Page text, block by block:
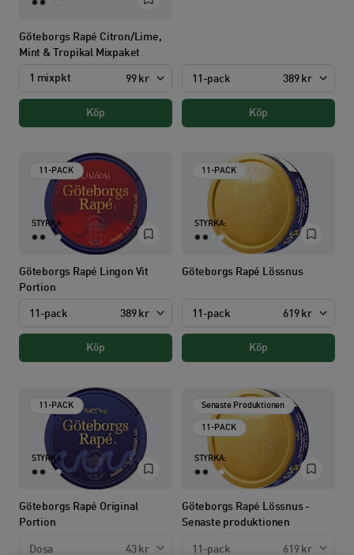
Göteborgs Rapé Citron/Lime,
Mint & Tropikal Mixpaket
1 mixpkt 99 kr
Köp
11-pack 389 kr
Köp
STYRKA:
Göteborgs Rapé Lingon Vit
Portion
11-PACK
11-pack 389 kr
Köp
STYRKA:
Göteborgs Rapé Lössnus
11-PACK
11-pack 619 kr
Köp
STYRKA:
Göteborgs Rapé Original
Portion
11-PACK
Dosa 43 kr
STYRKA:
Göteborgs Rapé Lössnus -
Senaste produktionen
Senaste Produktionen
11-PACK
11-pack 619 kr